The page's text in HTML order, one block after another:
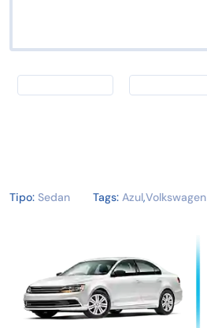
Tipo: Sedan Tags: Azul,Volkswagen